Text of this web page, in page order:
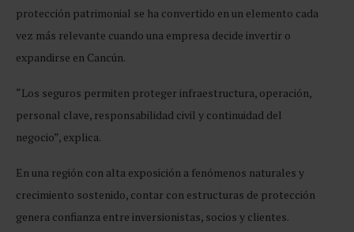
protección patrimonial se ha convertido en un elemento cada
vez más relevante cuando una empresa decide invertir o
expandirse en Cancún.
“Los seguros permiten proteger infraestructura, operación,
personal clave, responsabilidad civil y continuidad del
negocio”, explica.
En una región con alta exposición a fenómenos naturales y
crecimiento sostenido, contar con estructuras de protección
genera confianza entre inversionistas, socios y clientes.